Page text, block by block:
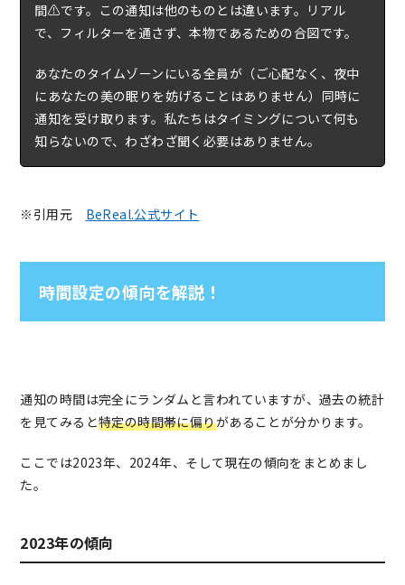
間⚠️です。この通知は他のものとは違います。リアル
で、フィルターを通さず、本物であるための合図です。
あなたのタイムゾーンにいる全員が（ご心配なく、夜中
にあなたの美の眠りを妨げることはありません）同時に
通知を受け取ります。私たちはタイミングについて何も
知らないので、わざわざ聞く必要はありません。
※引用元 BeReal.公式サイト
時間設定の傾向を解説！
通知の時間は完全にランダムと言われていますが、過去の統計
を見てみると特定の時間帯に偏りがあることが分かります。
ここでは2023年、2024年、そして現在の傾向をまとめまし
た。
2023年の傾向